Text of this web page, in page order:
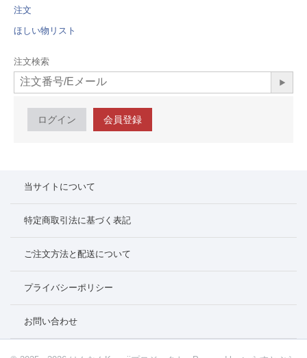
注文
ほしい物リスト
注文検索
ログイン 会員登録
当サイトについて
特定商取引法に基づく表記
ご注文方法と配送について
プライバシーポリシー
お問い合わせ